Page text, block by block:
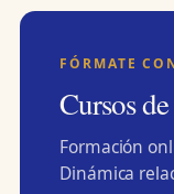
FÓRMATE
Cursos
Formación
Dinámica